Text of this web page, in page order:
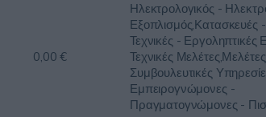
0,00 €
Ηλεκτρολογικός -
Τεχνικές - Εργοληπτικές
Τεχνικές
Συμβουλευτικές
Εμπειρογνώμονες -
Πραγματογνώμονες -